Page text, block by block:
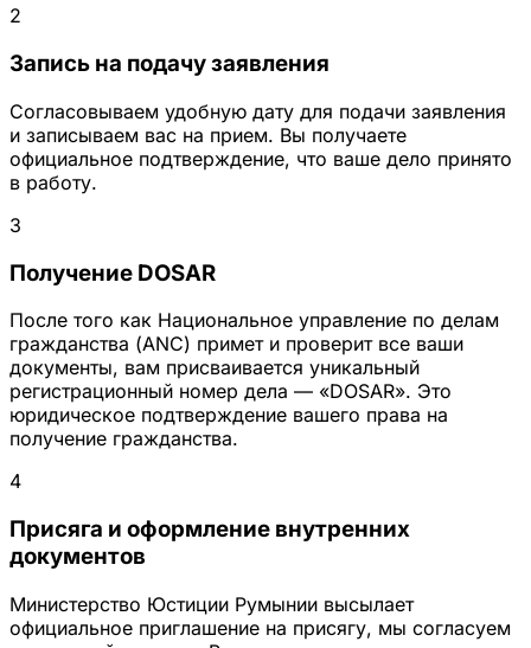
2
Запись на подачу заявления
Согласовываем удобную дату для подачи заявления
и записываем вас на прием. Вы получаете
официальное подтверждение, что ваше дело принято
в работу.
3
Получение DOSAR
После того как Национальное управление по делам
гражданства (ANC) примет и проверит все ваши
документы, вам присваивается уникальный
регистрационный номер дела — «DOSAR». Это
юридическое подтверждение вашего права на
получение гражданства.
4
Присяга и оформление внутренних
документов
Министерство Юстиции Румынии высылает
официальное приглашение на присягу, мы согласуем